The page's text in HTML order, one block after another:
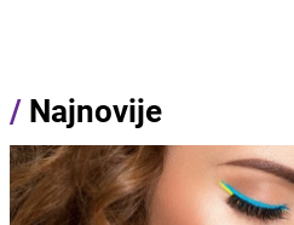
/ Najnovije